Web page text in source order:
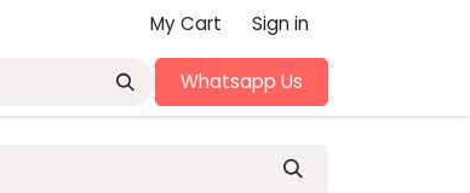
My Cart Sign in
Whatsapp Us